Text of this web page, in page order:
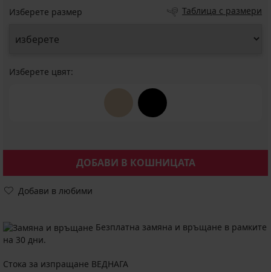
Изберете размер Таблица с размери
Изберете цвят:
ДОБАВИ В КОШНИЦАТА
Добави в любими
Безплатна замяна и връщане в рамките
на 30 дни.
Стока за изпращане ВЕДНАГА